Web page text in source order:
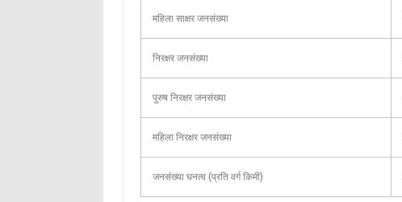
महिला साक्षर जनसंख्या
निरक्षर जनसंख्या
पुरुष निरक्षर जनसंख्या
महिला निरक्षर जनसंख्या
जनसंख्या घनत्व (प्रति वर्ग किमी)